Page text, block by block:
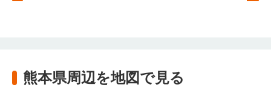
熊本県周辺を地図で見る